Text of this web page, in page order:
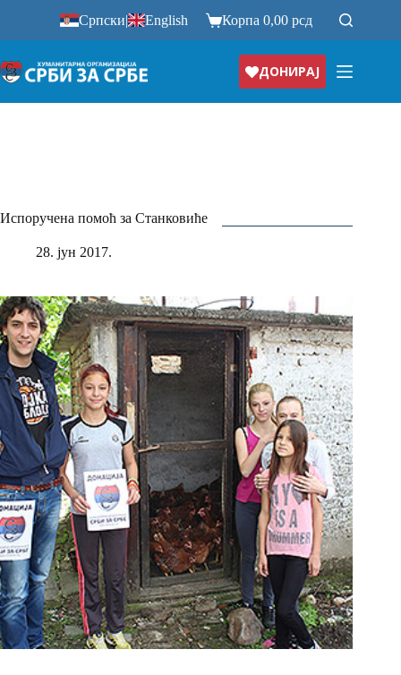
Српски| English Корпа0,00рсд
ДОНИРАЈ
Испоручена помоћ за Станковиће
28. јун 2017.